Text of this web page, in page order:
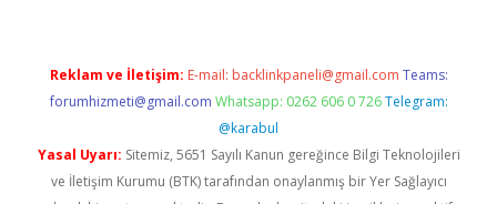
Reklam ve İletişim: E-mail: backlinkpaneli@gmail.com Teams:
forumhizmeti@gmail.com Whatsapp: 0262 606 0 726 Telegram:
@karabul
Yasal Uyarı: Sitemiz, 5651 Sayılı Kanun gereğince Bilgi Teknolojileri
ve İletişim Kurumu (BTK) tarafından onaylanmış bir Yer Sağlayıcı